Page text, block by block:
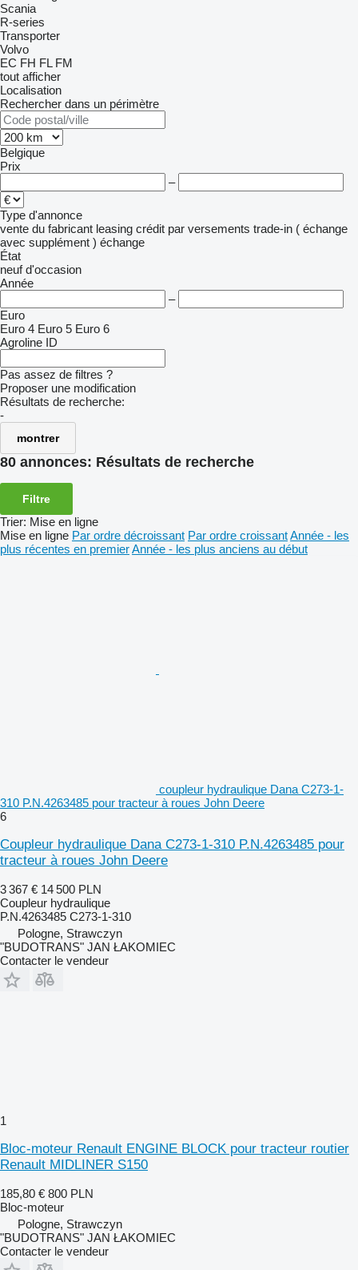
Scania
R-series
Transporter
Volvo
EC FH FL FM
tout afficher
Localisation
Rechercher dans un périmètre
Belgique
Prix
–
Type d'annonce
vente du fabricant leasing crédit par versements trade-in ( échange
avec supplément ) échange
État
neuf d'occasion
Année
–
Euro
Euro 4 Euro 5 Euro 6
Agroline ID
Pas assez de filtres ?
Proposer une modification
Résultats de recherche:
-
montrer
80 annonces: Résultats de recherche
Filtre
Trier: Mise en ligne
Mise en ligne Par ordre décroissant Par ordre croissantAnnée - les
plus récentes en premierAnnée - les plus anciens au début
coupleur hydraulique Dana C273-1-
310 P.N.4263485 pour tracteur à roues John Deere
6
Coupleur hydraulique Dana C273-1-310 P.N.4263485 pour
tracteur à roues John Deere
3 367 € 14 500 PLN
Coupleur hydraulique
P.N.4263485 C273-1-310
Pologne, Strawczyn
"BUDOTRANS" JAN ŁAKOMIEC
Contacter le vendeur
1
Bloc-moteur Renault ENGINE BLOCK pour tracteur routier
Renault MIDLINER S150
185,80 € 800 PLN
Bloc-moteur
Pologne, Strawczyn
"BUDOTRANS" JAN ŁAKOMIEC
Contacter le vendeur